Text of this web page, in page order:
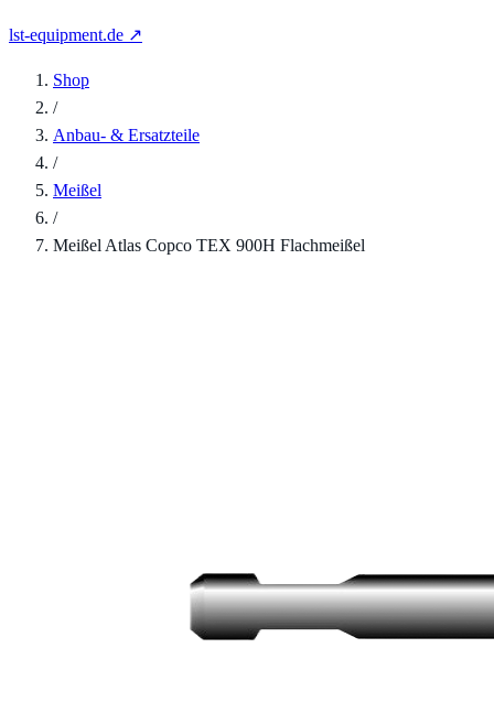
lst-equipment.de ↗
Shop
/
Anbau- & Ersatzteile
/
Meißel
/
Meißel Atlas Copco TEX 900H Flachmeißel